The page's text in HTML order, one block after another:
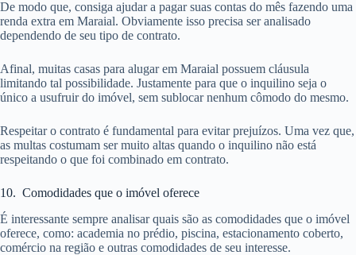
De modo que, consiga ajudar a pagar suas contas do mês fazendo uma
renda extra em Maraial. Obviamente isso precisa ser analisado
dependendo de seu tipo de contrato.
Afinal, muitas casas para alugar em Maraial possuem cláusula
limitando tal possibilidade. Justamente para que o inquilino seja o
único a usufruir do imóvel, sem sublocar nenhum cômodo do mesmo.
Respeitar o contrato é fundamental para evitar prejuízos. Uma vez que,
as multas costumam ser muito altas quando o inquilino não está
respeitando o que foi combinado em contrato.
10. Comodidades que o imóvel oferece
É interessante sempre analisar quais são as comodidades que o imóvel
oferece, como: academia no prédio, piscina, estacionamento coberto,
comércio na região e outras comodidades de seu interesse.